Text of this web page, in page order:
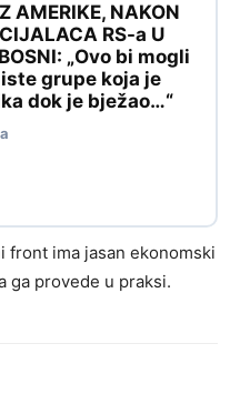
AMERIKE, NAKON
RS-a U
„Ovo bi mogli
grupe koja je
dok je bježao…“
front ima jasan ekonomski
ga provede u praksi.